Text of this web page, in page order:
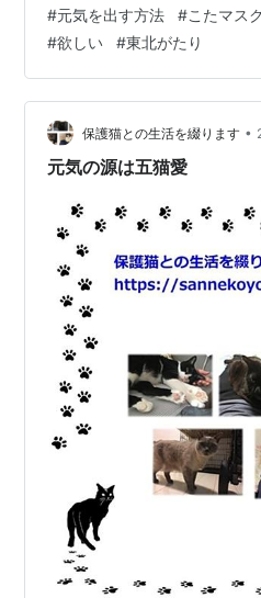
き。 そういえば最近の若い方
とか。アホかとバカかと。い
さっさと返事しろと。そんで
る若くない方たちも同罪だか
ッてお参りに行けと。鎮守様
アッ いやあのね、書きたいの
#元気を出す方法 #こたマスク
#欲しい #東北がたり
保護猫との生活を綴ります •
元気の源は五猫愛